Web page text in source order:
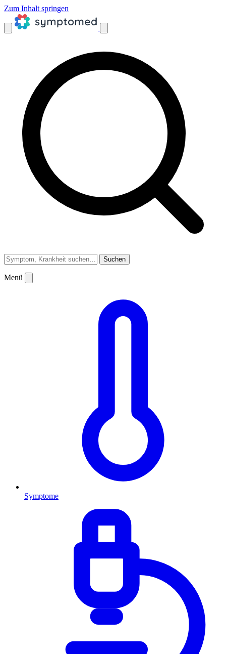
Zum Inhalt springen
Suchen
Menü
Symptome